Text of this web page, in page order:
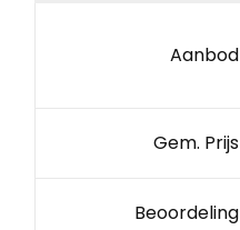
Aanbod
Gem. Prijs
Beoordeling